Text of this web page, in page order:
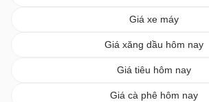
Giá xe máy
Giá xăng dầu hôm nay
Giá tiêu hôm nay
Giá cà phê hôm nay